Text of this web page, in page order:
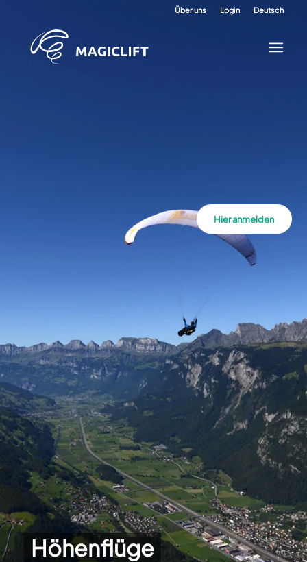
Über uns Login Deutsch
Höhenflüge
Hier anmelden